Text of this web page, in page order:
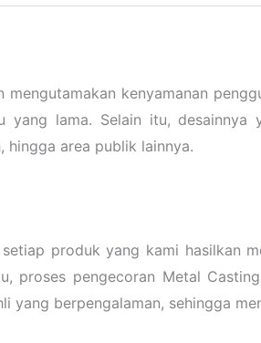
mengutamakan kenyamanan
yang lama. Selain itu,
hingga area publik lainnya.
produk yang kami hasilkan
proses pengecoran Metal
yang berpengalaman, sehingga